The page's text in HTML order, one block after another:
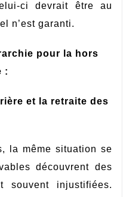
ci devrait être au
n’est garanti.
pour la hors
:
et la retraite des
la même situation se
découvrent des
souvent injustifiées.